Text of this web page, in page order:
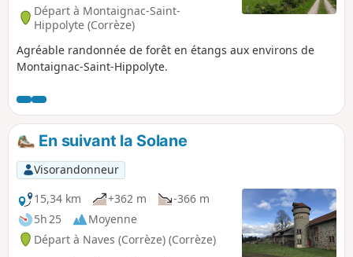
Départ à Montaignac-Saint-
Hippolyte (Corrèze)
Agréable randonnée de forêt en étangs aux environs de
Montaignac-Saint-Hippolyte.
En suivant la Solane
Visorandonneur
15,34 km
+362 m
-366 m
5h 25
Moyenne
Départ à Naves (Corrèze) (Corrèze)